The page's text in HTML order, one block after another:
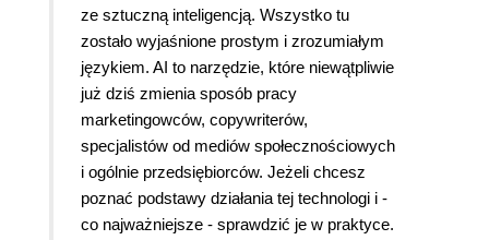
ze sztuczną inteligencją. Wszystko tu
zostało wyjaśnione prostym i zrozumiałym
językiem. AI to narzędzie, które niewątpliwie
już dziś zmienia sposób pracy
marketingowców, copywriterów,
specjalistów od mediów społecznościowych
i ogólnie przedsiębiorców. Jeżeli chcesz
poznać podstawy działania tej technologi i -
co najważniejsze - sprawdzić je w praktyce.